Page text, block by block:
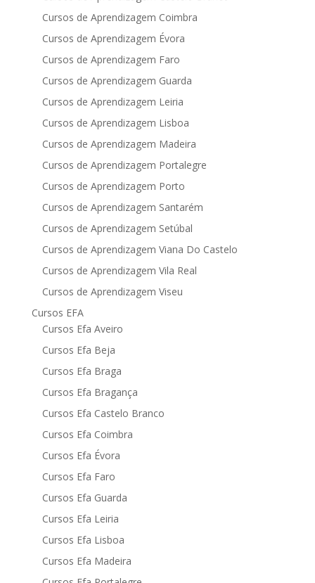
Cursos de Aprendizagem Coimbra
Cursos de Aprendizagem Évora
Cursos de Aprendizagem Faro
Cursos de Aprendizagem Guarda
Cursos de Aprendizagem Leiria
Cursos de Aprendizagem Lisboa
Cursos de Aprendizagem Madeira
Cursos de Aprendizagem Portalegre
Cursos de Aprendizagem Porto
Cursos de Aprendizagem Santarém
Cursos de Aprendizagem Setúbal
Cursos de Aprendizagem Viana Do Castelo
Cursos de Aprendizagem Vila Real
Cursos de Aprendizagem Viseu
Cursos EFA
Cursos Efa Aveiro
Cursos Efa Beja
Cursos Efa Braga
Cursos Efa Bragança
Cursos Efa Castelo Branco
Cursos Efa Coimbra
Cursos Efa Évora
Cursos Efa Faro
Cursos Efa Guarda
Cursos Efa Leiria
Cursos Efa Lisboa
Cursos Efa Madeira